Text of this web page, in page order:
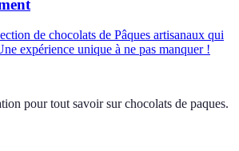
de chocolats de Pâques artisanaux qui
expérience unique à ne pas manquer !
pour tout savoir sur chocolats de paques.